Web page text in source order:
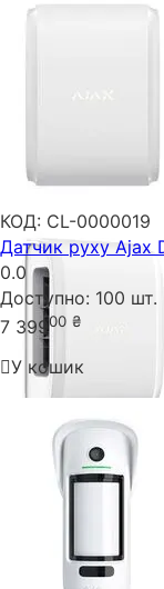
КОД: CL-0000019
Датчик руху Ajax
0.0
Доступно: 100 шт.
7 39900 ₴
У кошик